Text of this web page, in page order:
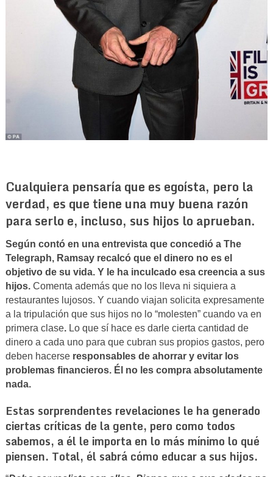
Cualquiera pensaría que es egoísta, pero la
verdad, es que tiene una muy buena razón
para serlo e, incluso, sus hijos lo aprueban.
Según contó en una entrevista que concedió a The
Telegraph, Ramsay recalcó que el dinero no es el
objetivo de su vida. Y le ha inculcado esa creencia a sus
hijos.Comenta además que no los lleva ni siquiera a
restaurantes lujosos. Y cuando viajan solicita expresamente
a la tripulación que sus hijos no lo “molesten” cuando va en
primera clase.Lo que sí hace es darle cierta cantidad de
dinero a cada uno para que cubran sus propios gastos, pero
deben hacerse responsables de ahorrar y evitar los
problemas financieros. Él no les compra absolutamente
nada.
Estas sorprendentes revelaciones le ha generado
ciertas críticas de la gente, pero como todos
sabemos, a él le importa en lo más mínimo lo qué
piensen. Total, él sabrá cómo educar a sus hijos.